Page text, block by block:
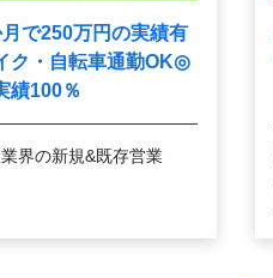
で250万円の実績有
・自転車通勤OK◎
績100％
界の新規&既存営業